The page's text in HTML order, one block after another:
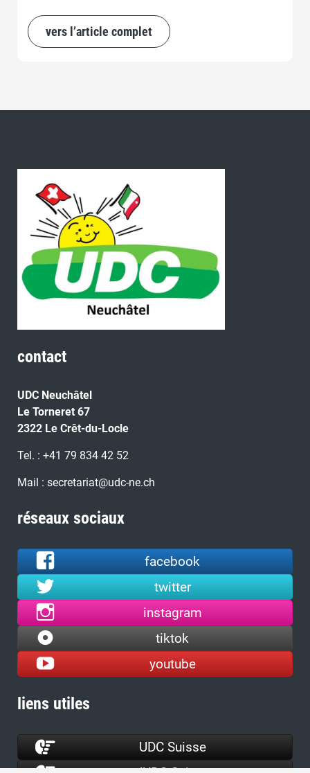
vers l’article complet
contact
UDC Neuchâtel
Le Torneret 67
2322 Le Crêt-du-Locle
Tel. : +41 79 834 42 52
Mail : secretariat@udc-ne.ch
réseaux sociaux
facebook
twitter
instagram
tiktok
youtube
liens utiles
UDC Suisse